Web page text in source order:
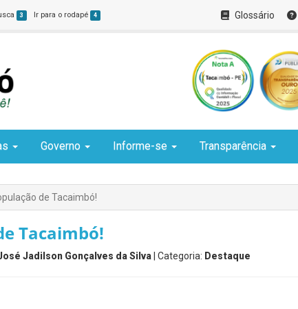
3 Ir para o rodapé 4 Glossário
Governo Informe-se Transparência
de Tacaimbó!
Tacaimbó!
Jadilson Gonçalves da Silva | Categoria: Destaque